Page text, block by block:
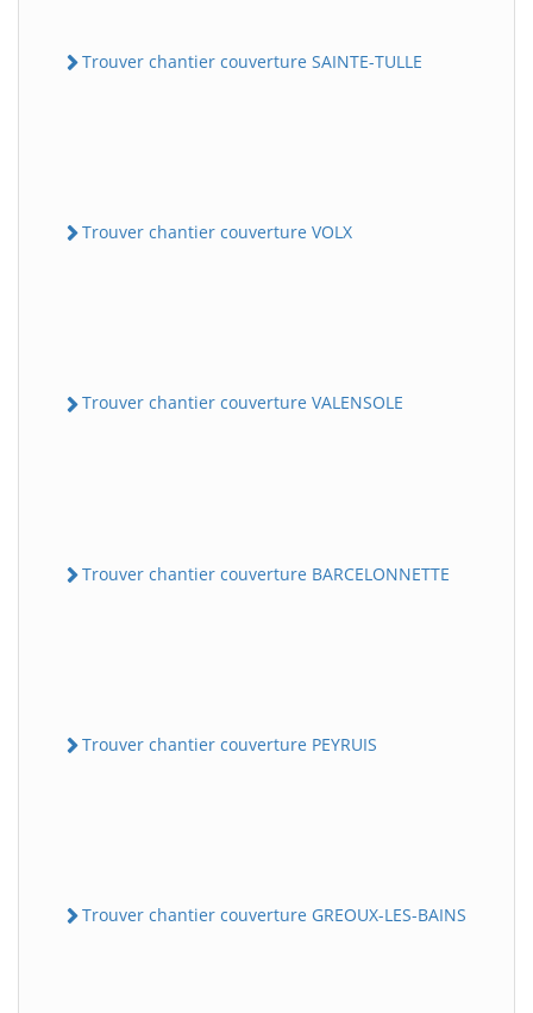
Trouver chantier couverture SAINTE-TULLE
Trouver chantier couverture VOLX
Trouver chantier couverture VALENSOLE
Trouver chantier couverture BARCELONNETTE
Trouver chantier couverture PEYRUIS
Trouver chantier couverture GREOUX-LES-BAINS